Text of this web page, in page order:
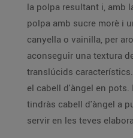
la polpa resultant i, amb
polpa amb sucre morè i
canyella o vainilla, per
aconseguir una textura
translúcids
el cabell d'àngel en pots.
tindràs cabell d'àngel a
servir en les teves